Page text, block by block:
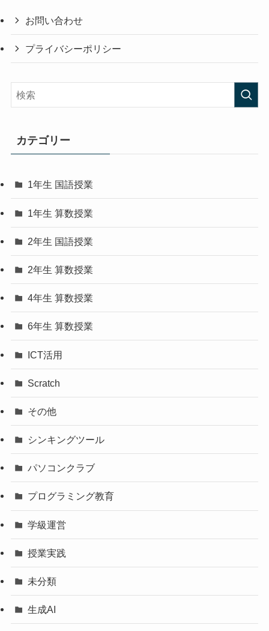
お問い合わせ
プライバシーポリシー
カテゴリー
1年生 国語授業
1年生 算数授業
2年生 国語授業
2年生 算数授業
4年生 算数授業
6年生 算数授業
ICT活用
Scratch
その他
シンキングツール
パソコンクラブ
プログラミング教育
学級運営
授業実践
未分類
生成AI